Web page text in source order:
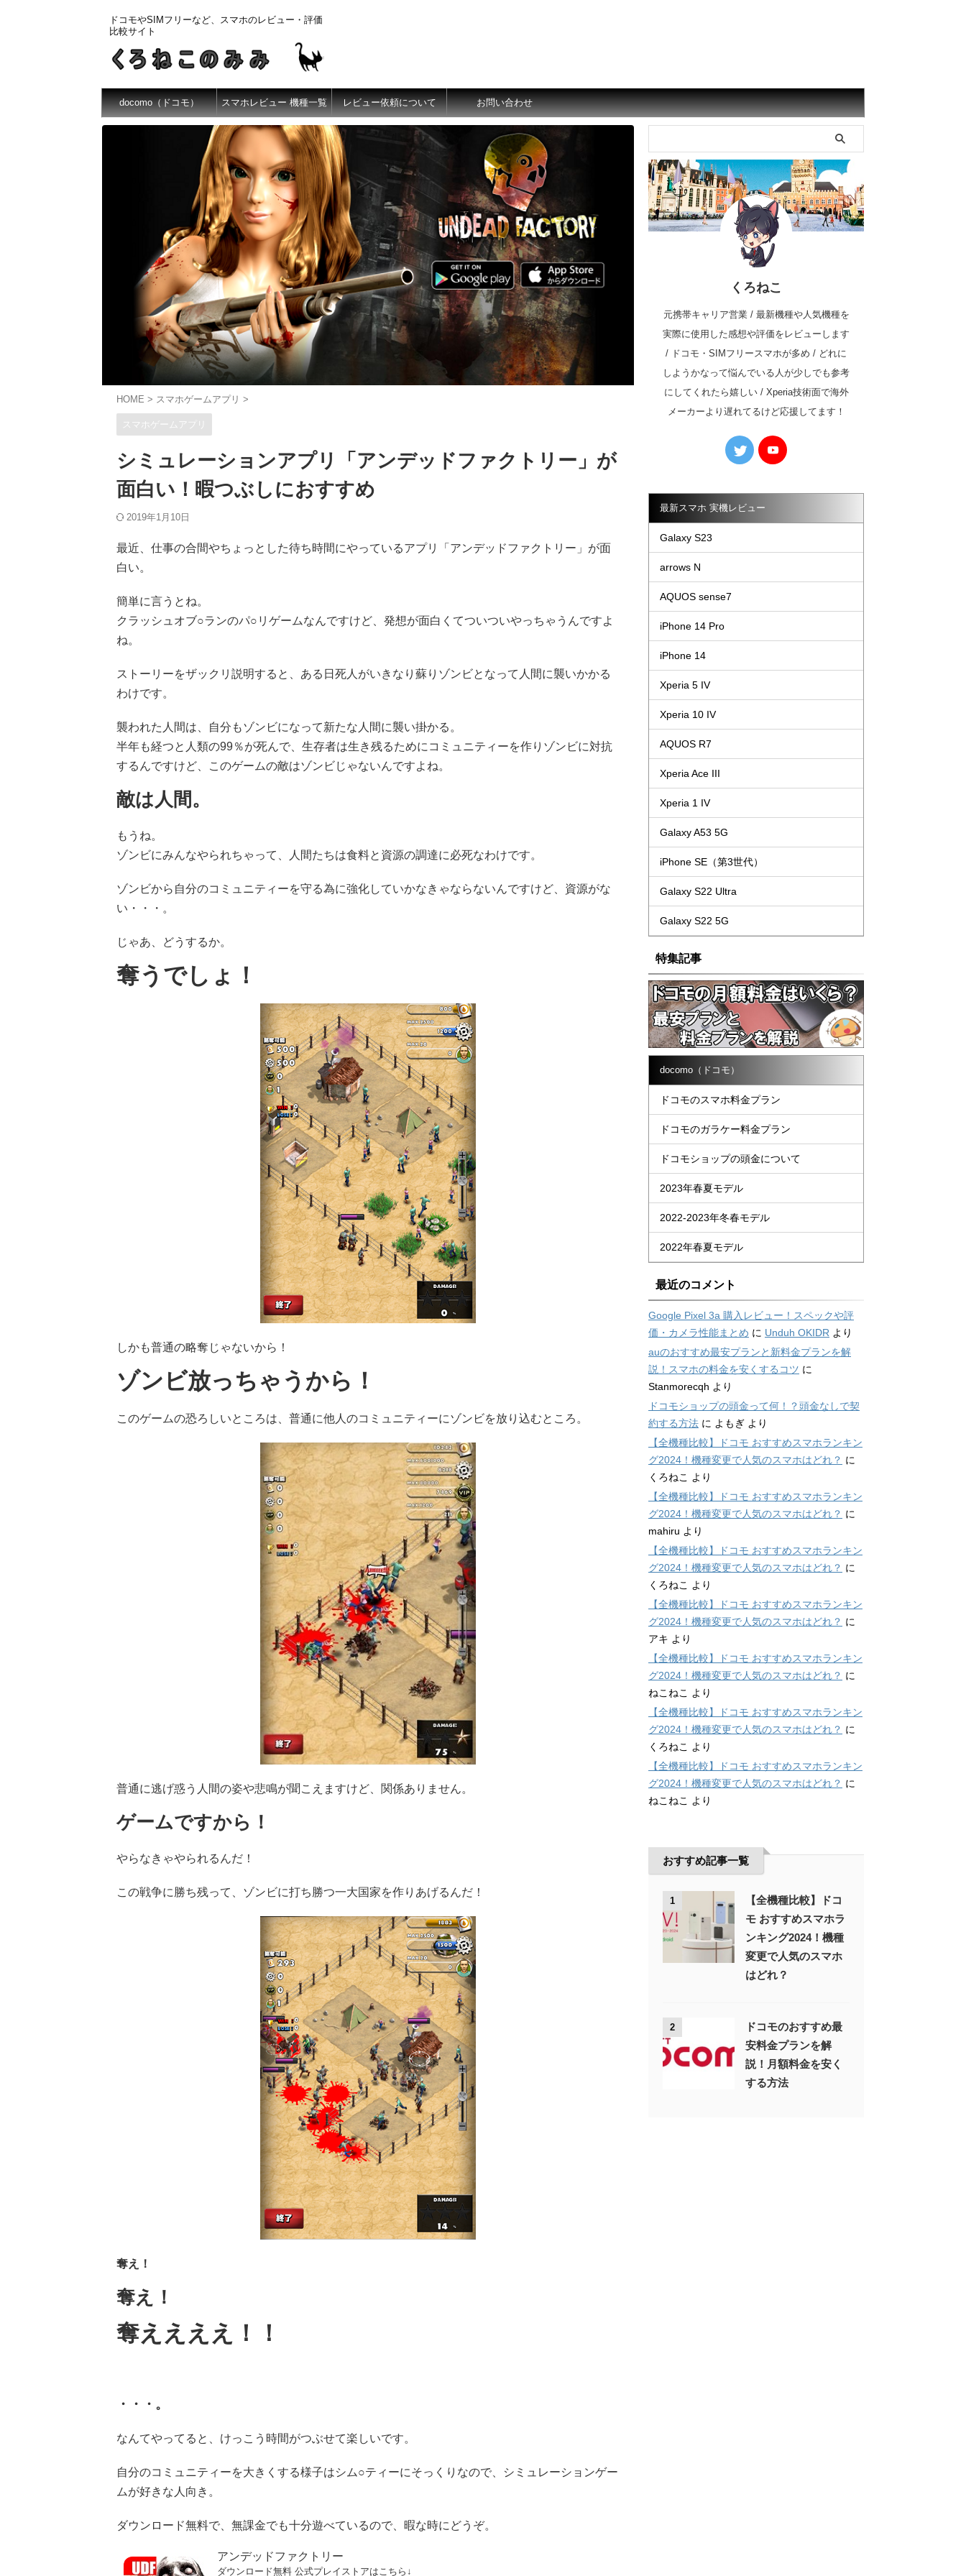
ドコモやSIMフリーなど、スマホのレビュー・評価
比較サイト
docomo（ドコモ） スマホレビュー 機種一覧 レビュー依頼について お問い合わせ
HOME > スマホゲームアプリ >
スマホゲームアプリ
シミュレーションアプリ「アンデッドファクトリー」が
面白い！暇つぶしにおすすめ
2019年1月10日
最近、仕事の合間やちょっとした待ち時間にやっているアプリ「アンデッドファクトリー」が面
白い。
簡単に言うとね。
クラッシュオブ○ランのパ○リゲームなんですけど、発想が面白くてついついやっちゃうんですよ
ね。
ストーリーをザックリ説明すると、ある日死人がいきなり蘇りゾンビとなって人間に襲いかかる
わけです。
襲われた人間は、自分もゾンビになって新たな人間に襲い掛かる。
半年も経つと人類の99％が死んで、生存者は生き残るためにコミュニティーを作りゾンビに対抗
するんですけど、このゲームの敵はゾンビじゃないんですよね。
敵は人間。
もうね。
ゾンビにみんなやられちゃって、人間たちは食料と資源の調達に必死なわけです。
ゾンビから自分のコミュニティーを守る為に強化していかなきゃならないんですけど、資源がな
い・・・。
じゃあ、どうするか。
奪うでしょ！
しかも普通の略奪じゃないから！
ゾンビ放っちゃうから！
このゲームの恐ろしいところは、普通に他人のコミュニティーにゾンビを放り込むところ。
普通に逃げ惑う人間の姿や悲鳴が聞こえますけど、関係ありません。
ゲームですから！
やらなきゃやられるんだ！
この戦争に勝ち残って、ゾンビに打ち勝つ一大国家を作りあげるんだ！
奪え！
奪え！
奪ええええ！！
・・・。
なんてやってると、けっこう時間がつぶせて楽しいです。
自分のコミュニティーを大きくする様子はシム○ティーにそっくりなので、シミュレーションゲー
ムが好きな人向き。
ダウンロード無料で、無課金でも十分遊べているので、暇な時にどうぞ。
アンデッドファクトリー
ダウンロード無料 公式プレイストアはこちら↓
くろねこ
元携帯キャリア営業 / 最新機種や人気機種を
実際に使用した感想や評価をレビューします
/ ドコモ・SIMフリースマホが多め / どれに
しようかなって悩んでいる人が少しでも参考
にしてくれたら嬉しい / Xperia技術面で海外
メーカーより遅れてるけど応援してます！
最新スマホ 実機レビュー
Galaxy S23
arrows N
AQUOS sense7
iPhone 14 Pro
iPhone 14
Xperia 5 IV
Xperia 10 IV
AQUOS R7
Xperia Ace III
Xperia 1 IV
Galaxy A53 5G
iPhone SE（第3世代）
Galaxy S22 Ultra
Galaxy S22 5G
特集記事
docomo（ドコモ）
ドコモのスマホ料金プラン
ドコモのガラケー料金プラン
ドコモショップの頭金について
2023年春夏モデル
2022-2023年冬春モデル
2022年春夏モデル
最近のコメント
Google Pixel 3a 購入レビュー！スペックや評
価・カメラ性能まとめ に Unduh OKIDR より
auのおすすめ最安プランと新料金プランを解
説！スマホの料金を安くするコツ に
Stanmorecqh より
ドコモショップの頭金って何！？頭金なしで契
約する方法 に よもぎ より
【全機種比較】ドコモ おすすめスマホランキン
グ2024！機種変更で人気のスマホはどれ？ に
くろねこ
より
【全機種比較】ドコモ おすすめスマホランキン
グ2024！機種変更で人気のスマホはどれ？ に
mahiru より
【全機種比較】ドコモ おすすめスマホランキン
グ2024！機種変更で人気のスマホはどれ？ に
くろねこ
より
【全機種比較】ドコモ おすすめスマホランキン
グ2024！機種変更で人気のスマホはどれ？ に
アキ より
【全機種比較】ドコモ おすすめスマホランキン
グ2024！機種変更で人気のスマホはどれ？ に
ねこねこ
より
【全機種比較】ドコモ おすすめスマホランキン
グ2024！機種変更で人気のスマホはどれ？ に
くろねこ
より
【全機種比較】ドコモ おすすめスマホランキン
グ2024！機種変更で人気のスマホはどれ？ に
ねこねこ
より
おすすめ記事一覧
1
【全機種比較】ドコ
モ おすすめスマホラ
ンキング2024！機種
変更で人気のスマホ
はどれ？
2
ドコモのおすすめ最
安料金プランを解
説！月額料金を安く
する方法